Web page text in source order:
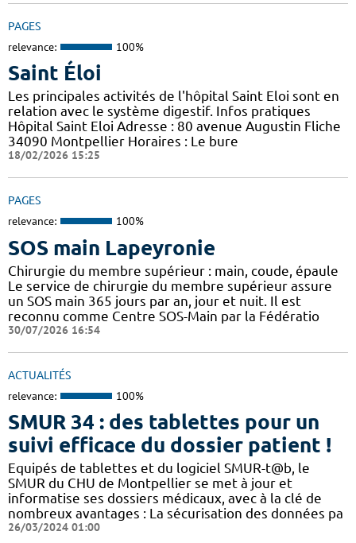
PAGES
relevance: 100%
Saint Éloi
Les principales activités de l'hôpital Saint Eloi sont en
relation avec le système digestif. Infos pratiques
Hôpital Saint Eloi Adresse : 80 avenue Augustin Fliche
34090 Montpellier Horaires : Le bure
18/02/2026 15:25
PAGES
relevance: 100%
SOS main Lapeyronie
Chirurgie du membre supérieur : main, coude, épaule
Le service de chirurgie du membre supérieur assure
un SOS main 365 jours par an, jour et nuit. Il est
reconnu comme Centre SOS-Main par la Fédératio
30/07/2026 16:54
ACTUALITÉS
relevance: 100%
SMUR 34 : des tablettes pour un
suivi efficace du dossier patient !
​​Equipés de tablettes et du logiciel SMUR-t@b, le
SMUR du CHU de Montpellier se met à jour et
informatise ses dossiers médicaux, avec à la clé de
nombreux avantages : ​​La sécurisation des données pa
26/03/2024 01:00